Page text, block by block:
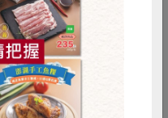
品故事 減塑減廢
衣精充填機
議，社員們對減塑也
譜 減硝酸鹽
購買